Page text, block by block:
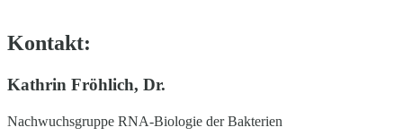
Kontakt:
Kathrin Fröhlich, Dr.
Nachwuchsgruppe RNA-Biologie der Bakterien